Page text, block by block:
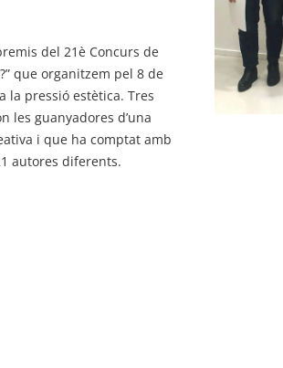
del 21è Concurs de
que organitzem pel 8 de
la pressió estètica. Tres
les guanyadores d’una
i que ha comptat amb
autores diferents.